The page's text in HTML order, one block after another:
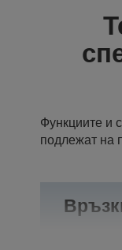
Функциите и
подлежат на